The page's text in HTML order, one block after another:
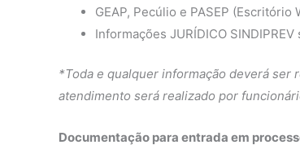
GEAP, Pecúlio e PASEP
Informações JURÍDICO
*Toda e qualquer informação deverá ser
atendimento será realizado por
Documentação para entrada em